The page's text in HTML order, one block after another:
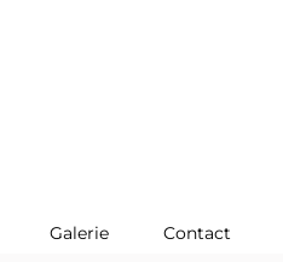
Galerie Contact